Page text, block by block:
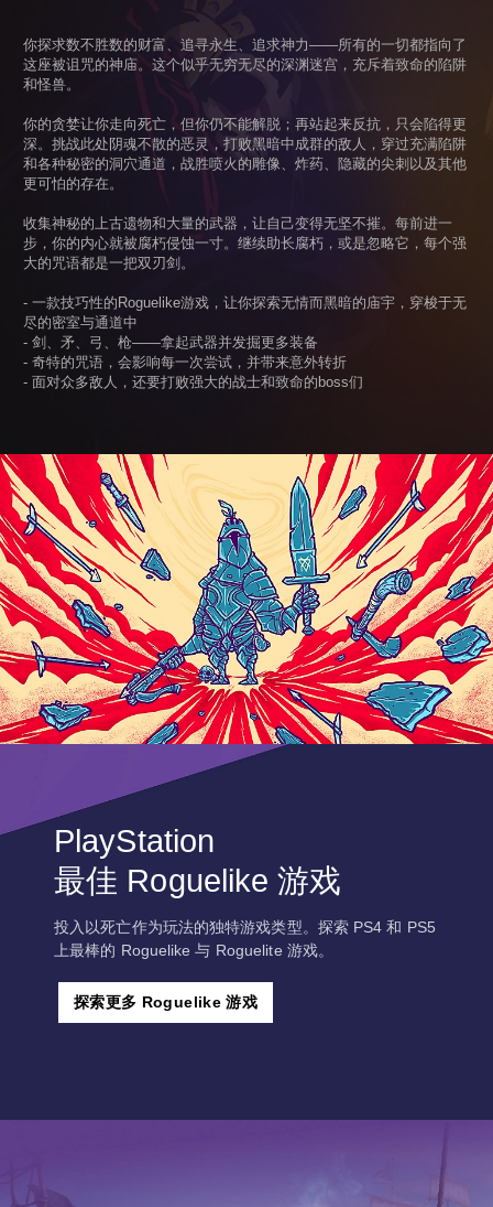
你探求数不胜数的财富、追寻永生、追求神力——所有的一切都指向了
这座被诅咒的神庙。这个似乎无穷无尽的深渊迷宫，充斥着致命的陷阱
和怪兽。
你的贪婪让你走向死亡，但你仍不能解脱；再站起来反抗，只会陷得更
深。挑战此处阴魂不散的恶灵，打败黑暗中成群的敌人，穿过充满陷阱
和各种秘密的洞穴通道，战胜喷火的雕像、炸药、隐藏的尖刺以及其他
更可怕的存在。
收集神秘的上古遗物和大量的武器，让自己变得无坚不摧。每前进一
步，你的内心就被腐朽侵蚀一寸。继续助长腐朽，或是忽略它，每个强
大的咒语都是一把双刃剑。
- 一款技巧性的Roguelike游戏，让你探索无情而黑暗的庙宇，穿梭于无
尽的密室与通道中
- 剑、矛、弓、枪——拿起武器并发掘更多装备
- 奇特的咒语，会影响每一次尝试，并带来意外转折
- 面对众多敌人，还要打败强大的战士和致命的boss们
PlayStation
最佳 Roguelike 游戏
投入以死亡作为玩法的独特游戏类型。探索 PS4 和 PS5
上最棒的 Roguelike 与 Roguelite 游戏。
探索更多 Roguelike 游戏